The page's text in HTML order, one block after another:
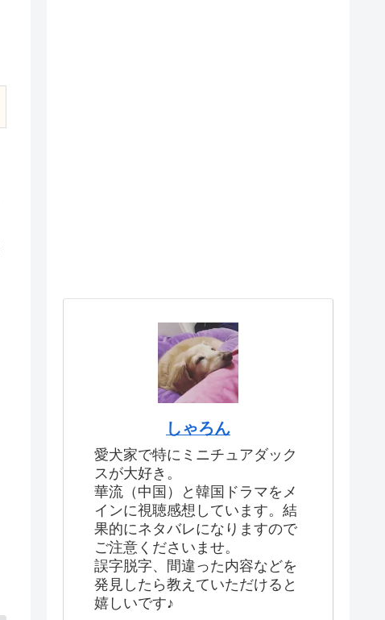
しゃろん
愛犬家で特にミニチュアダック
スが大好き。
華流（中国）と韓国ドラマをメ
インに視聴感想しています。結
果的にネタバレになりますので
ご注意くださいませ。
誤字脱字、間違った内容などを
発見したら教えていただけると
嬉しいです♪